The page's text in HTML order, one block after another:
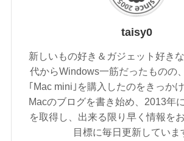
taisy0
新しいもの好き＆ガジェット好き
代からWindows一筋だったものの
｢Mac mini｣を購入したのをきっか
Macのブログを書き始め、2013年
を取得し、出来る限り早く情報を
目標に毎日更新していま